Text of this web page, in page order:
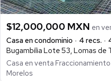
$12,000,000 MXN en
Casa en condominio
4 recs.
Bugambilia Lote 53, Lomas de
Casa en venta
Morelos